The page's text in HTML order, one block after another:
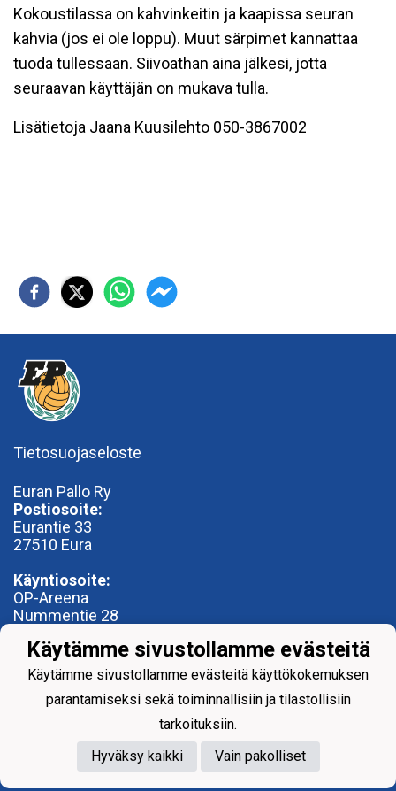
Kokoustilassa on kahvinkeitin ja kaapissa seuran
kahvia (jos ei ole loppu). Muut särpimet kannattaa
tuoda tullessaan. Siivoathan aina jälkesi, jotta
seuraavan käyttäjän on mukava tulla.
Lisätietoja Jaana Kuusilehto 050-3867002
Tietosuojaseloste
Euran Pallo Ry
Postiosoite:
Eurantie 33
27510 Eura
Käyntiosoite:
OP-Areena
Nummentie 28
toimisto@euranpallo.fi
Powered by
Käytämme sivustollamme evästeitä
Käytämme sivustollamme evästeitä käyttökokemuksen
parantamiseksi sekä toiminnallisiin ja tilastollisiin
tarkoituksiin.
Hyväksy kaikki
Vain pakolliset